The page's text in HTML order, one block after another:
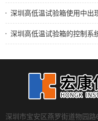
深圳高低温试验箱使用中出
深圳高低温试验箱的控制系
深圳市宝安区燕罗街道物园路